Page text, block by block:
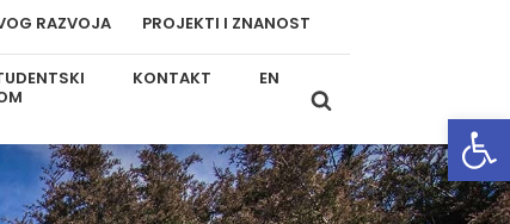
RAZVOJA PROJEKTI I ZNANOST
KONTAKT EN